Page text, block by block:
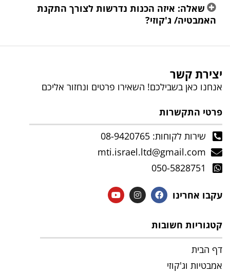
שאלה: איזה הכנות נדרשות לצורך התקנת
האמבטיה/ ג'קוזי?
יצירת קשר
אנחנו כאן בשבילכם! השאירו פרטים ונחזור אליכם
פרטי התקשרות
שירות לקוחות: 08-9420765
mti.israel.ltd@gmail.com
050-5828751
עקבו אחרינו
קטגוריות חשובות
דף הבית
אמבטיות וג'קוזי